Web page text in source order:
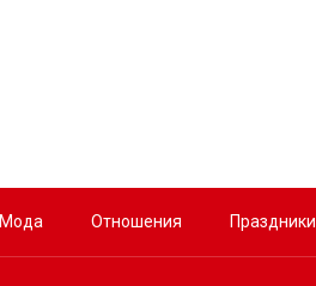
Мода Отношения Праздники